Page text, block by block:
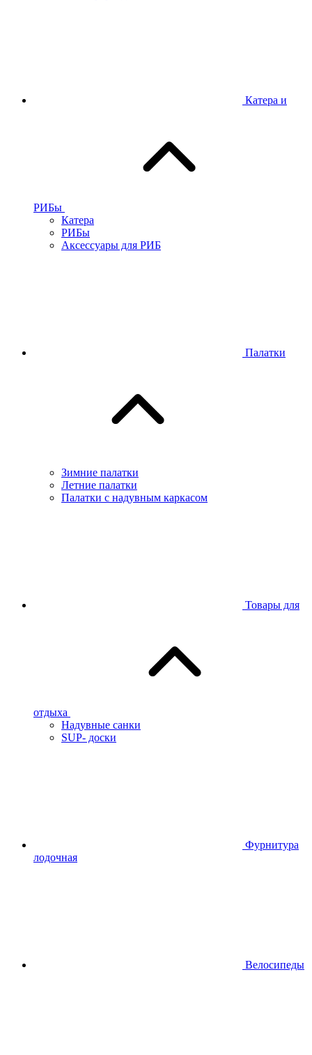
Катера и
РИБы
Катера
РИБы
Аксессуары для РИБ
Палатки
Зимние палатки
Летние палатки
Палатки с надувным каркасом
Товары для
отдыха
Надувные санки
SUP- доски
Фурнитура
лодочная
Велосипеды